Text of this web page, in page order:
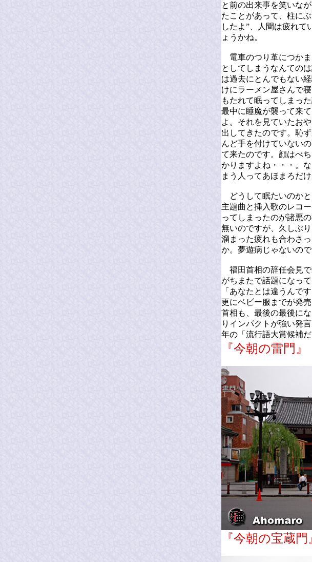
と前の出来事を笑いな
たことがあって、柱に
したよ”、人間は疲れて
ょうかね。
電車のつり革につかま
としてしまうなんての
は過去にとんでもない
けにラーメン屋さんで
もたれて眠ってしまっ
最中に睡魔が襲って来
よ。それを見ていたお
出してきたのです。恥
んど手を付けていない
て来たのです。顔はべ
かりますよね・・・。
まう人ってあほまろだけ
どうして眠たいのか
主題曲と挿入歌のレコ
ってしまったのが諸悪
無いのですが、久しぶ
溜まった疲れも合わさ
か。夢遊病じゃないの
福田首相の辞任会見で
がちまたで話題になっ
「あなたとは違うんで
更にベビー服までが発
首相も、最後の最後に
りインパクトが強い発
年の「流行語大賞候補
『今朝の雷門』
『今朝の宝蔵門